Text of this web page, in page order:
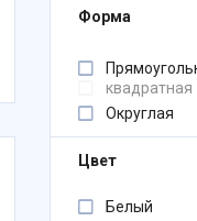
Форма
квадратная
Округлая
Цвет
Белый